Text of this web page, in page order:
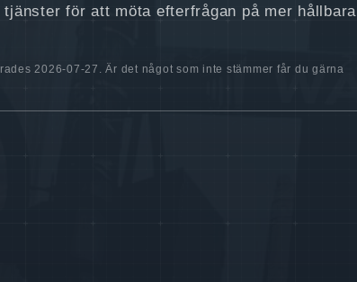
för att möta efterfrågan på mer hållbara
2026-07-27. Är det något som inte stämmer får du gärna